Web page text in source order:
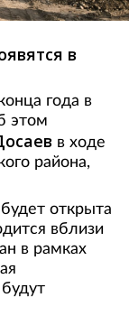
в
года в
этом
в ходе
района,
открыта
вблизи
в рамках